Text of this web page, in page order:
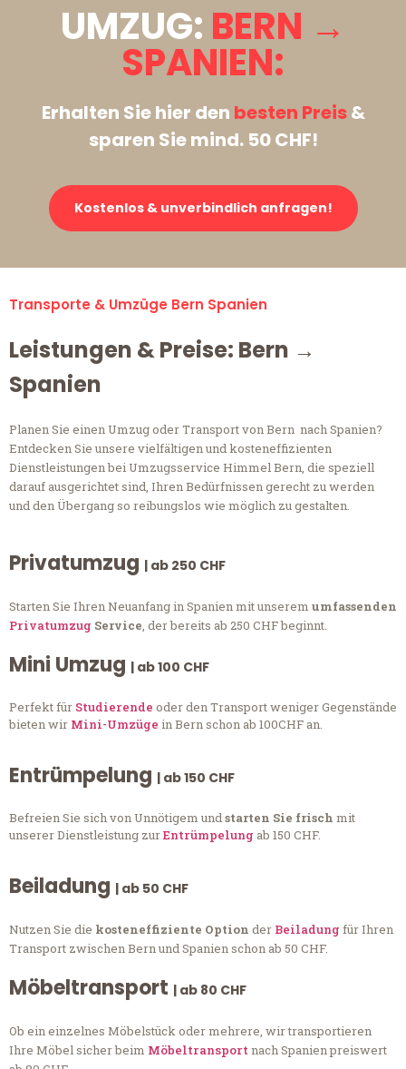
UMZUG: BERN →
SPANIEN:
Erhalten Sie hier den besten Preis&
sparen Sie mind. 50 CHF!
Kostenlos & unverbindlich anfragen!
Transporte & Umzüge Bern Spanien
Leistungen & Preise: Bern →
Spanien
Planen Sie einen Umzug oder Transport von Bern nach Spanien?
Entdecken Sie unsere vielfältigen und kosteneffizienten
Dienstleistungen bei Umzugsservice Himmel Bern, die speziell
darauf ausgerichtet sind, Ihren Bedürfnissen gerecht zu werden
und den Übergang so reibungslos wie möglich zu gestalten.
Privatumzug | ab 250 CHF
Starten Sie Ihren Neuanfang in Spanien mit unserem umfassenden
Privatumzug Service, der bereits ab 250 CHF beginnt.
Mini Umzug | ab 100 CHF
Perfekt für Studierende oder den Transport weniger Gegenstände
bieten wir Mini-Umzüge in Bern schon ab 100CHF an.
Entrümpelung | ab 150 CHF
Befreien Sie sich von Unnötigem undstarten Sie frisch mit
unserer Dienstleistung zurEntrümpelung ab 150 CHF.
Beiladung | ab 50 CHF
Nutzen Sie die kosteneffiziente Option der Beiladung für Ihren
Transport zwischen Bern und Spanien schon ab 50 CHF.
Möbeltransport | ab 80 CHF
Ob ein einzelnes Möbelstück oder mehrere, wir transportieren
Ihre Möbel sicher beim Möbeltransportnach Spanien preiswert